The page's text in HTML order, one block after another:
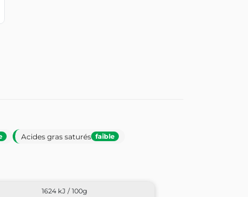
Acides gras saturés faible
1624 kJ / 100g